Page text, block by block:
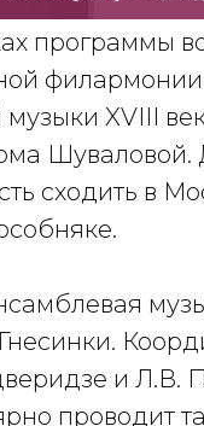
программы
филармонии
XVIII
Шуваловой.
сходить в
и Л.В.
проводит